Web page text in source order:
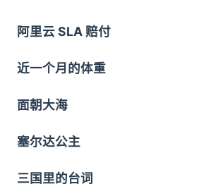
阿里云 SLA 赔付
近一个月的体重
面朝大海
塞尔达公主
三国里的台词